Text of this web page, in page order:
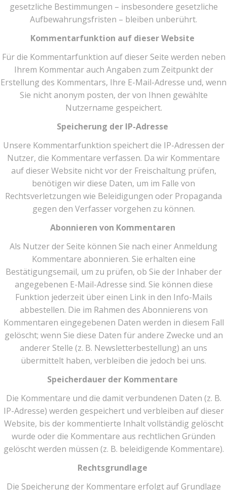
gesetzliche Bestimmungen – insbesondere gesetzliche
Aufbewahrungsfristen – bleiben unberührt.
Kommentarfunktion auf dieser Website
Für die Kommentarfunktion auf dieser Seite werden neben
Ihrem Kommentar auch Angaben zum Zeitpunkt der
Erstellung des Kommentars, Ihre E-Mail-Adresse und, wenn
Sie nicht anonym posten, der von Ihnen gewählte
Nutzername gespeichert.
Speicherung der IP-Adresse
Unsere Kommentarfunktion speichert die IP-Adressen der
Nutzer, die Kommentare verfassen. Da wir Kommentare
auf dieser Website nicht vor der Freischaltung prüfen,
benötigen wir diese Daten, um im Falle von
Rechtsverletzungen wie Beleidigungen oder Propaganda
gegen den Verfasser vorgehen zu können.
Abonnieren von Kommentaren
Als Nutzer der Seite können Sie nach einer Anmeldung
Kommentare abonnieren. Sie erhalten eine
Bestätigungsemail, um zu prüfen, ob Sie der Inhaber der
angegebenen E-Mail-Adresse sind. Sie können diese
Funktion jederzeit über einen Link in den Info-Mails
abbestellen. Die im Rahmen des Abonnierens von
Kommentaren eingegebenen Daten werden in diesem Fall
gelöscht; wenn Sie diese Daten für andere Zwecke und an
anderer Stelle (z. B. Newsletterbestellung) an uns
übermittelt haben, verbleiben die jedoch bei uns.
Speicherdauer der Kommentare
Die Kommentare und die damit verbundenen Daten (z. B.
IP-Adresse) werden gespeichert und verbleiben auf dieser
Website, bis der kommentierte Inhalt vollständig gelöscht
wurde oder die Kommentare aus rechtlichen Gründen
gelöscht werden müssen (z. B. beleidigende Kommentare).
Rechtsgrundlage
Die Speicherung der Kommentare erfolgt auf Grundlage